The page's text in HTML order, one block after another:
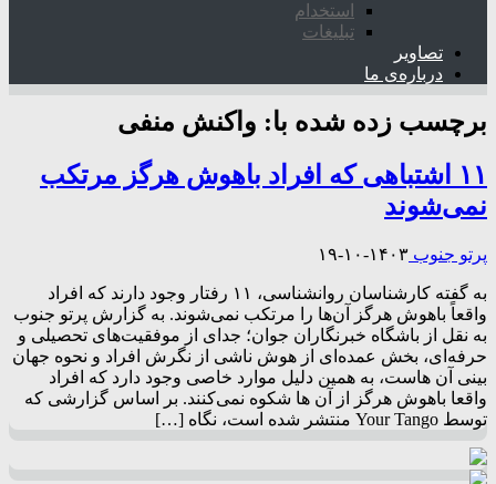
استخدام
تبلیغات
تصاویر
درباره‌ی ما
برچسب زده شده با: واکنش منفی
۱۱ اشتباهی که افراد باهوش هرگز مرتکب
نمی‌شوند
پرتو جنوب ۱۴۰۳-۱۰-۱۹
به گفته کارشناسان روانشناسی، ۱۱ رفتار وجود دارند که افراد
واقعاً باهوش هرگز آن‌ها را مرتکب نمی‌شوند. به گزارش پرتو جنوب
به نقل از باشگاه خبرنگاران جوان؛ جدای از موفقیت‌های تحصیلی و
حرفه‌ای، بخش عمده‌ای از هوش ناشی از نگرش افراد و نحوه جهان
بینی آن هاست، به همین دلیل موارد خاصی وجود دارد که افراد
واقعا باهوش هرگز از آن ها شکوه نمی‌کنند. بر اساس گزارشی که
توسط Your Tango منتشر شده است، نگاه […]